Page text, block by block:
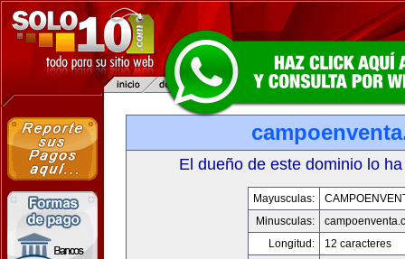
El dueño de este dominio lo
Mayusculas:
Minusculas:
Longitud:
12 caracteres